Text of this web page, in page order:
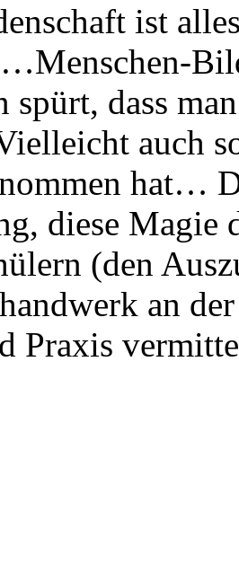
ist
spürt, dass
auch
hat…
diese Magie
(den
an
Praxis